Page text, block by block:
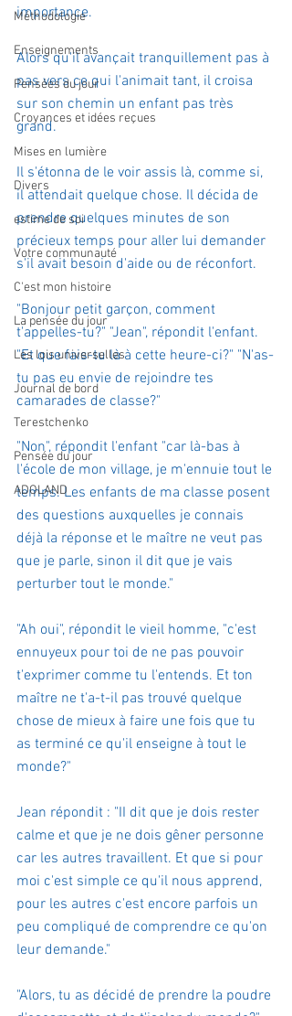
Méthodologie
Enseignements
Pensées du jour
Croyances et idées reçues
Mises en lumière
Divers
estime de soi
Votre communauté
C'est mon histoire
La pensée du jour
Les lois universelles
Journal de bord
Terestchenko
Pensée du jour
ADOLAND
importance.
Alors qu'il avançait tranquillement pas à
pas vers ce qui l'animait tant, il croisa
sur son chemin un enfant pas très
grand.
Il s'étonna de le voir assis là, comme si,
il attendait quelque chose. Il décida de
prendre quelques minutes de son
précieux temps pour aller lui demander
s'il avait besoin d'aide ou de réconfort.
"Bonjour petit garçon, comment
t'appelles-tu?" "Jean", répondit l'enfant.
"Et que fais-tu là à cette heure-ci?" "N'as-
tu pas eu envie de rejoindre tes
camarades de classe?"
"Non", répondit l'enfant "car là-bas à
l'école de mon village, je m'ennuie tout le
temps. Les enfants de ma classe posent
des questions auxquelles je connais
déjà la réponse et le maître ne veut pas
que je parle, sinon il dit que je vais
perturber tout le monde."
"Ah oui", répondit le vieil homme, "c'est
ennuyeux pour toi de ne pas pouvoir
t'exprimer comme tu l'entends. Et ton
maître ne t'a-t-il pas trouvé quelque
chose de mieux à faire une fois que tu
as terminé ce qu'il enseigne à tout le
monde?"
Jean répondit : "II dit que je dois rester
calme et que je ne dois gêner personne
car les autres travaillent. Et que si pour
moi c'est simple ce qu'il nous apprend,
pour les autres c'est encore parfois un
peu compliqué de comprendre ce qu'on
leur demande."
"Alors, tu as décidé de prendre la poudre